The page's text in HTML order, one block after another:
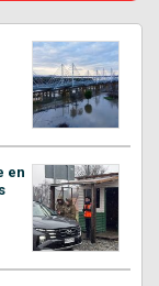
en